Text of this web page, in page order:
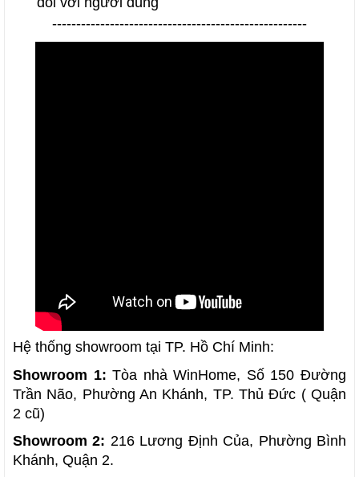
-----------------------------------------------------
Hệ thống showroom tại TP. Hồ Chí Minh:
Showroom 1: Tòa nhà WinHome, Số 150 Đường
Trần Não, Phường An Khánh, TP. Thủ Đức ( Quận
2 cũ)
Showroom 2: 216 Lương Định Của, Phường Bình
Khánh, Quận 2.